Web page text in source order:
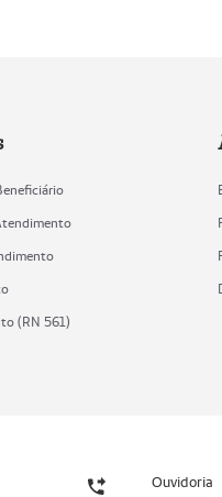
(RN 561)
Ouvidoria